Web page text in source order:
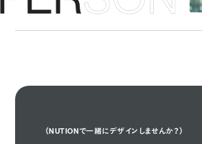
（NUTIONで一緒にデザインしませんか？）